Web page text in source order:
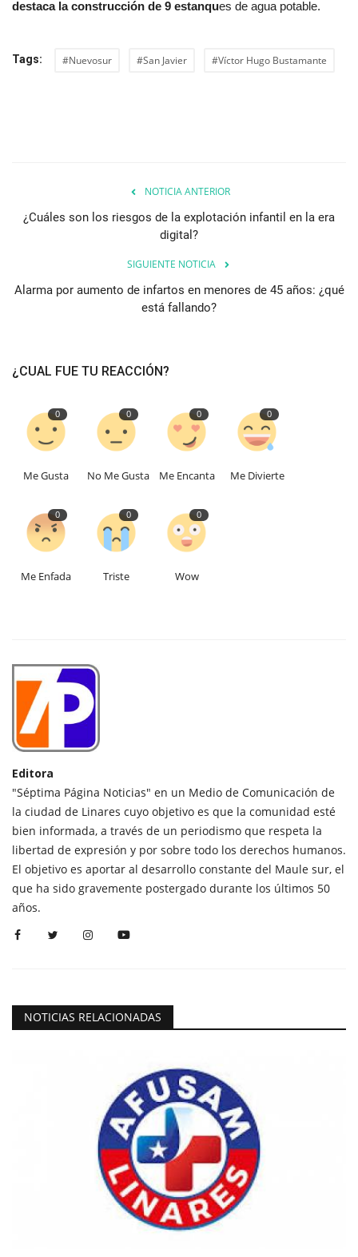
destaca la construcción de 9 estanques de agua potable.
Tags: #Nuevosur #San Javier #Víctor Hugo Bustamante
NOTICIA ANTERIOR
¿Cuáles son los riesgos de la explotación infantil en la era
digital?
SIGUIENTE NOTICIA
Alarma por aumento de infartos en menores de 45 años: ¿qué
está fallando?
¿CUAL FUE TU REACCIÓN?
0
Me Gusta
0
No Me Gusta
0
Me Encanta
0
Me Divierte
0
Me Enfada
0
Triste
0
Wow
Editora
"Séptima Página Noticias" en un Medio de Comunicación de
la ciudad de Linares cuyo objetivo es que la comunidad esté
bien informada, a través de un periodismo que respeta la
libertad de expresión y por sobre todo los derechos humanos.
El objetivo es aportar al desarrollo constante del Maule sur, el
que ha sido gravemente postergado durante los últimos 50
años.
NOTICIAS RELACIONADAS